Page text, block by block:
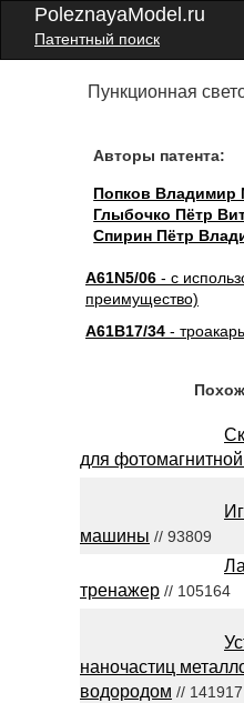
PoleznayaModel.ru
Патентный поиск
Пункционная
Авторы патента:
Попков Владимир
Глыбочко Пётр
Спирин Пётр
A61N5/06 - с
преимущество)
A61B17/34 -
для
машины // 93809
тренажер // 105164
наночастиц
водородом // 141917